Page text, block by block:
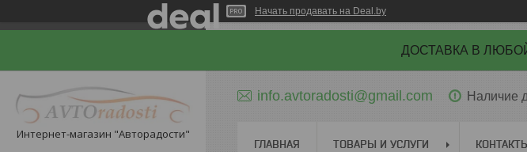
Начать продавать на Deal.by
ДОСТАВКА В
Интернет-магазин "Авторадости"
info.avtoradosti@gmail.com Наличие
ГЛАВНАЯ ТОВАРЫ И УСЛУГИ